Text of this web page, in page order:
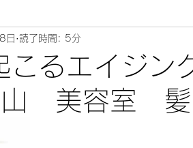
るエイジン
美容室 髪
日 読了時間: 5分